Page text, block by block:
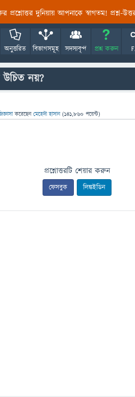
প্রশ্নোত্তর দুনিয়ায় আপনাকে স্বাগতম! প্রশ্ন-
অনুত্তরিত বিভাগসমূহ সদস্যবৃন্দ প্রশ্ন করুন
উচিত নয়?
করেছেনমেহেদী হাসান (141,860 পয়েন্ট)
প্রশ্নোত্তরটি শেয়ার করুন
ফেসবুক লিঙ্কইডিন